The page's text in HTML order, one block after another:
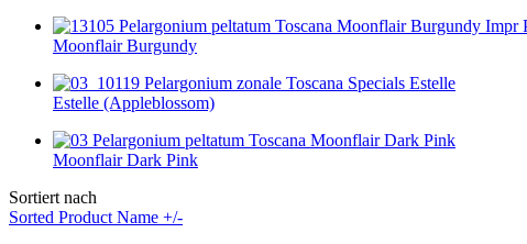
Moonflair Burgundy
Estelle (Appleblossom)
Moonflair Dark Pink
Sortiert nach
Sorted Product Name +/-